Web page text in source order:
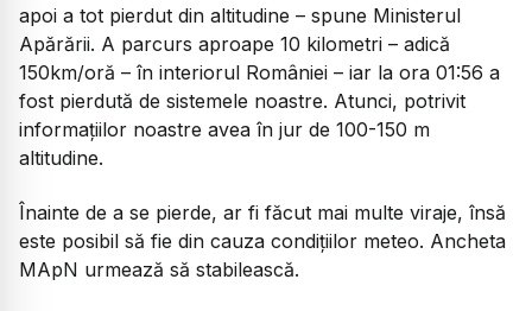
apoi a tot pierdut din altitudine – spune Ministerul
Apărării. A parcurs aproape 10 kilometri – adică
150km/oră – în interiorul României – iar la ora 01:56 a
fost pierdută de sistemele noastre. Atunci, potrivit
informațiilor noastre avea în jur de 100-150 m
altitudine.
Înainte de a se pierde, ar fi făcut mai multe viraje, însă
este posibil să fie din cauza condițiilor meteo. Ancheta
MApN urmează să stabilească.